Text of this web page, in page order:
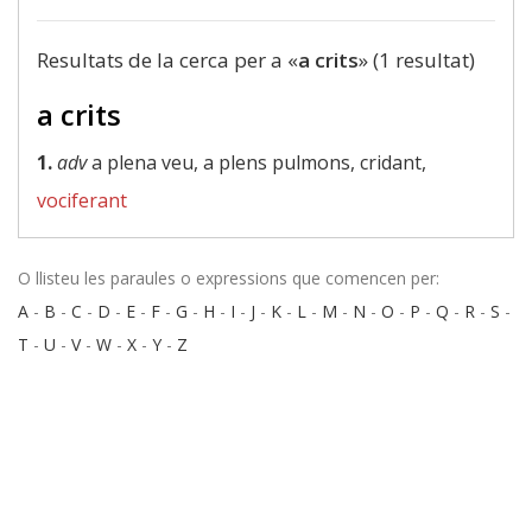
Resultats de la cerca per a «a crits» (1 resultat)
a crits
1.adva plena veu, a plens pulmons, cridant,
vociferant
O llisteu les paraules o expressions que comencen per:
A - B - C - D - E - F - G - H - I - J - K - L - M - N - O - P - Q - R - S -
T - U - V- W - X - Y - Z